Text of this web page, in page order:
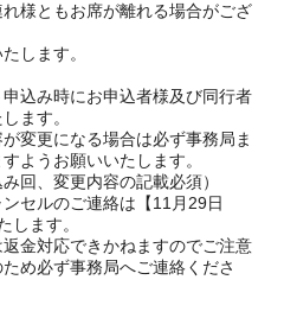
様ともお席が離れる場合がござ
します。
込み時にお申込者様及び同行者
ます。
変更になる場合は必ず事務局ま
ようお願いいたします。
回、変更内容の記載必須）
セルのご連絡は【11月29日
します。
金対応できかねますのでご注意
め必ず事務局へご連絡くださ